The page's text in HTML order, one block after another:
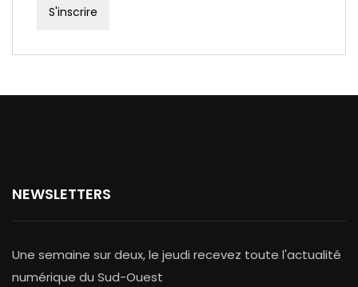
NEWSLETTERS
Une semaine sur deux, le jeudi recevez toute l'actualité
numérique du Sud-Ouest